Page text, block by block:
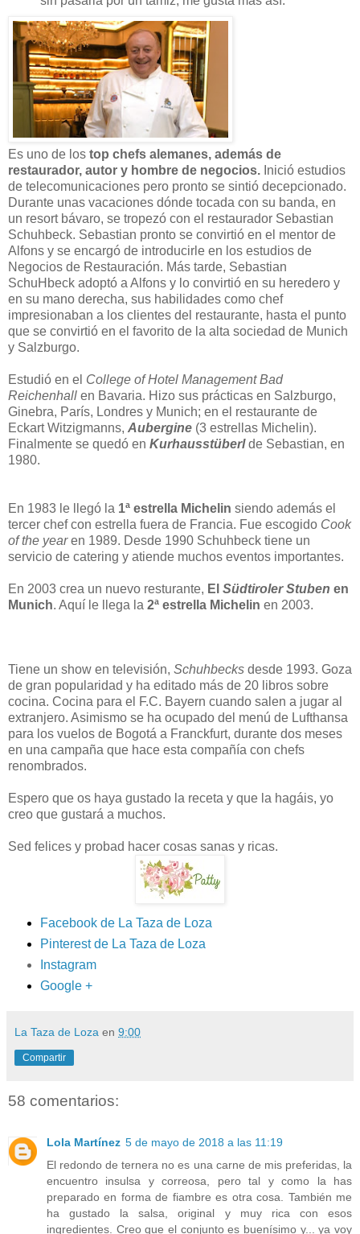
Es uno de los top chefs alemanes, además de
restaurador, autor y hombre de negocios. Inició estudios
de telecomunicaciones pero pronto se sintió decepcionado.
Durante unas vacaciones dónde tocada con su banda, en
un resort bávaro, se tropezó con el restaurador Sebastian
Schuhbeck. Sebastian pronto se convirtió en el mentor de
Alfons y se encargó de introducirle en los estudios de
Negocios de Restauración. Más tarde, Sebastian
SchuHbeck adoptó a Alfons y lo convirtió en su heredero y
en su mano derecha, sus habilidades como chef
impresionaban a los clientes del restaurante, hasta el punto
que se convirtió en el favorito de la alta sociedad de Munich
y Salzburgo.
Estudió en el College of Hotel Management Bad
Reichenhall en Bavaria. Hizo sus prácticas en Salzburgo,
Ginebra, París, Londres y Munich; en el restaurante de
Eckart Witzigmanns, Aubergine (3 estrellas Michelin).
Finalmente se quedó en Kurhausstüberlde Sebastian, en
1980.
En 1983 le llegó la 1ª estrella Michelin siendo además el
tercer chef con estrella fuera de Francia. Fue escogido Cook
of the yearen 1989. Desde 1990 Schuhbeck tiene un
servicio de catering y atiende muchos eventos importantes.
En 2003 crea un nuevo resturante, El Südtiroler Stuben en
Munich. Aquí le llega la 2ª estrella Michelin en 2003.
Tiene un show en televisión, Schuhbecks desde 1993. Goza
de gran popularidad y ha editado más de 20 libros sobre
cocina. Cocina para el F.C. Bayern cuando salen a jugar al
extranjero. Asimismo se ha ocupado del menú de Lufthansa
para los vuelos de Bogotá a Franckfurt, durante dos meses
en una campaña que hace esta compañía con chefs
renombrados.
Espero que os haya gustado la receta y que la hagáis, yo
creo que gustará a muchos.
Sed felices y probad hacer cosas sanas y ricas.
Facebook de La Taza de Loza
Pinterest de La Taza de Loza
Instagram
Google +
La Taza de Loza en 9:00
Compartir
58 comentarios:
Lola Martínez 5 de mayo de 2018 a las 11:19
El redondo de ternera no es una carne de mis preferidas, la
encuentro insulsa y correosa, pero tal y como la has
preparado en forma de fiambre es otra cosa. También me
ha gustado la salsa, original y muy rica con esos
ingredientes. Creo que el conjunto es buenísimo y... ya voy